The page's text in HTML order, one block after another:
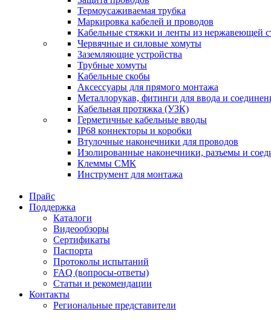
Термоусаживаемая трубка
Маркировка кабелей и проводов
Кабельные стяжки и ленты из нержавеющей
Червячные и силовые хомуты
Заземляющие устройства
Трубные хомуты
Кабельные скобы
Аксессуары для прямого монтажа
Металлорукав, фитинги для ввода и
Кабельная протяжка (УЗК)
Герметичные кабельные вводы
IP68 коннекторы и коробки
Втулочные наконечники для проводов
Изолированные наконечники, разъемы и
Клеммы СМК
Инструмент для монтажа
Прайс
Поддержка
Каталоги
Видеообзоры
Сертификаты
Паспорта
Протоколы испытаний
FAQ (вопросы-ответы)
Статьи и рекомендации
Контакты
Региональные представители